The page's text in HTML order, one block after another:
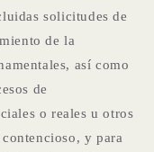
solicitudes de
de la
así como
de
o reales u otros
y para